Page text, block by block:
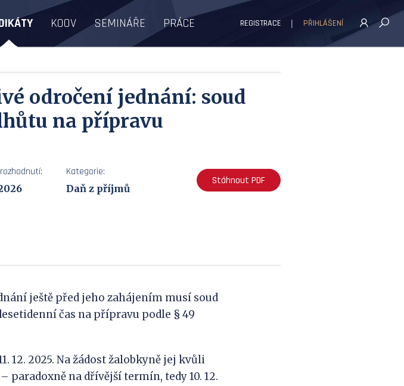
KOOV SEMINÁŘE PRÁCE REGISTRACE PŘIHLÁŠENÍ
odročení jednání: soud
na přípravu
Kategorie:
Daň z příjmů
Stáhnout PDF
ještě před jeho zahájením musí soud
čas na přípravu podle § 49
12. 2025. Na žádost žalobkyně jej kvůli
na dřívější termín, tedy 10. 12.